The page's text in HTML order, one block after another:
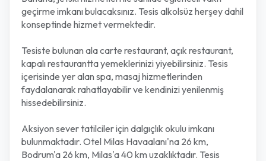
geçirme imkanı bulacaksınız. Tesis alkolsüz herşey dahil
konseptinde hizmet vermektedir.
Tesiste bulunan ala carte restaurant, açık restaurant,
kapalı restaurantta yemeklerinizi yiyebilirsiniz. Tesis
içerisinde yer alan spa, masaj hizmetlerinden
faydalanarak rahatlayabilir ve kendinizi yenilenmiş
hissedebilirsiniz.
Aksiyon sever tatilciler için dalgıçlık okulu imkanı
bulunmaktadır. Otel Milas Havaalanı'na 26 km,
Bodrum'a 26 km, Milas'a 40 km uzaklıktadır. Tesis